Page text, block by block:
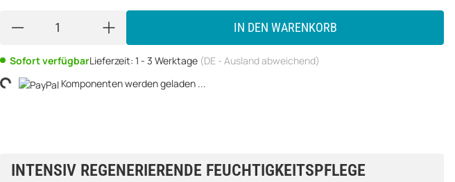
IN DEN WARENKORB
Sofort verfügbarLieferzeit: 1 - 3 Werktage (DE - Ausland abweichend)
Loading... Komponenten werden geladen ...
INTENSIV REGENERIERENDE FEUCHTIGKEITSPFLEGE